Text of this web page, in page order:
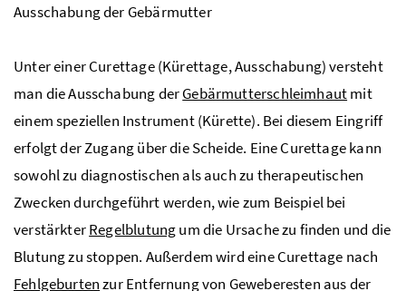
Ausschabung der Gebärmutter
Unter einerCurettage(Kürettage, Ausschabung) versteht
man die Ausschabung derGebärmutterschleimhautmit
einem speziellen Instrument (Kürette). Bei diesem Eingriff
erfolgt der Zugang über die Scheide. EineCurettagekann
sowohl zu diagnostischen als auch zu therapeutischen
Zwecken durchgeführt werden, wie zum Beispiel bei
verstärkterRegelblutungum die Ursache zu finden und die
Blutung zu stoppen. Außerdem wird eineCurettage nach
Fehlgeburtenzur Entfernung von Geweberesten aus der